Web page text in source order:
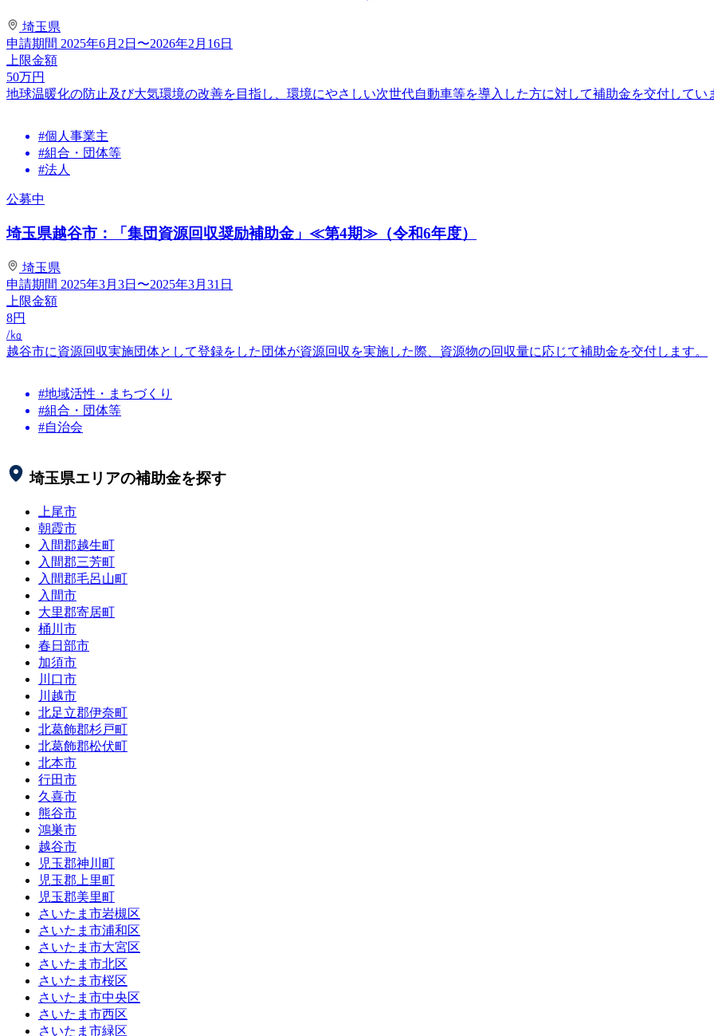
埼玉県
申請期間 2025年6月2日〜2026年2月16日
上限金額
50万円
地球温暖化の防止及び大気環境の改善を目指し、環境にやさしい次世代自動車等を導入した方に対して補助金を交付してい
#個人事業主
#組合・団体等
#法人
公募中
埼玉県越谷市：「集団資源回収奨励補助金」≪第4期≫（令和6年度）
埼玉県
申請期間 2025年3月3日〜2025年3月31日
上限金額
8円
/㎏
越谷市に資源回収実施団体として登録をした団体が資源回収を実施した際、資源物の回収量に応じて補助金を交付します。
#地域活性・まちづくり
#組合・団体等
#自治会
埼玉県エリアの補助金を探す
上尾市
朝霞市
入間郡越生町
入間郡三芳町
入間郡毛呂山町
入間市
大里郡寄居町
桶川市
春日部市
加須市
川口市
川越市
北足立郡伊奈町
北葛飾郡杉戸町
北葛飾郡松伏町
北本市
行田市
久喜市
熊谷市
鴻巣市
越谷市
児玉郡神川町
児玉郡上里町
児玉郡美里町
さいたま市岩槻区
さいたま市浦和区
さいたま市大宮区
さいたま市北区
さいたま市桜区
さいたま市中央区
さいたま市西区
さいたま市緑区